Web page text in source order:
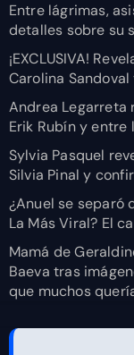
Entre lágrimas,
detalles sobre su
¡EXCLUSIVA!
Carolina
Andrea Legarreta
Erik Rubín y
Sylvia Pasquel
Silvia Pinal y
¿Anuel se separó
La Más Viral? El
Mamá de
Baeva tras
que muchos